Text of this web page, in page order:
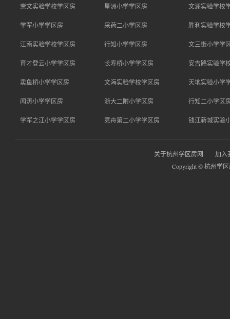
崇文实验学校学区房 星洲小学学区房 文澜实验学校
学军小学学区房 采荷二小学区房 胜利实验学校
江南实验学校学区房 行知小学学区房 文三街小学学
育才登云小学学区房 长寿桥小学学区房 安吉路实验学
卖鱼桥小学学区房 文海实验学校学区房 天地实验小学
闻涛小学学区房 浙大二附小学区房 行知二小学区
学军之江小学学区房 竞舟第二小学学区房 钱江新城实验
关于杭州学区房网
加入
Copyright © 杭州学